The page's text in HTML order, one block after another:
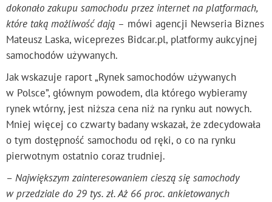
dokonało zakupu samochodu przez internet na platformach,
które taką możliwość dają – mówi agencji Newseria Biznes
Mateusz Laska, wiceprezes Bidcar.pl, platformy aukcyjnej
samochodów używanych.
Jak wskazuje raport „Rynek samochodów używanych
w Polsce”, głównym powodem, dla którego wybieramy
rynek wtórny, jest niższa cena niż na rynku aut nowych.
Mniej więcej co czwarty badany wskazał, że zdecydowała
o tym dostępność samochodu od ręki, o co na rynku
pierwotnym ostatnio coraz trudniej.
– Największym zainteresowaniem cieszą się samochody
w przedziale do 29 tys. zł. Aż 66 proc. ankietowanych